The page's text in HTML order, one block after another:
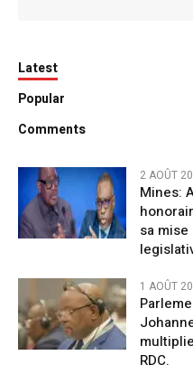
Latest
Popular
Comments
2 AOÛT
Mines:
sa
1 AOÛT
RDC.